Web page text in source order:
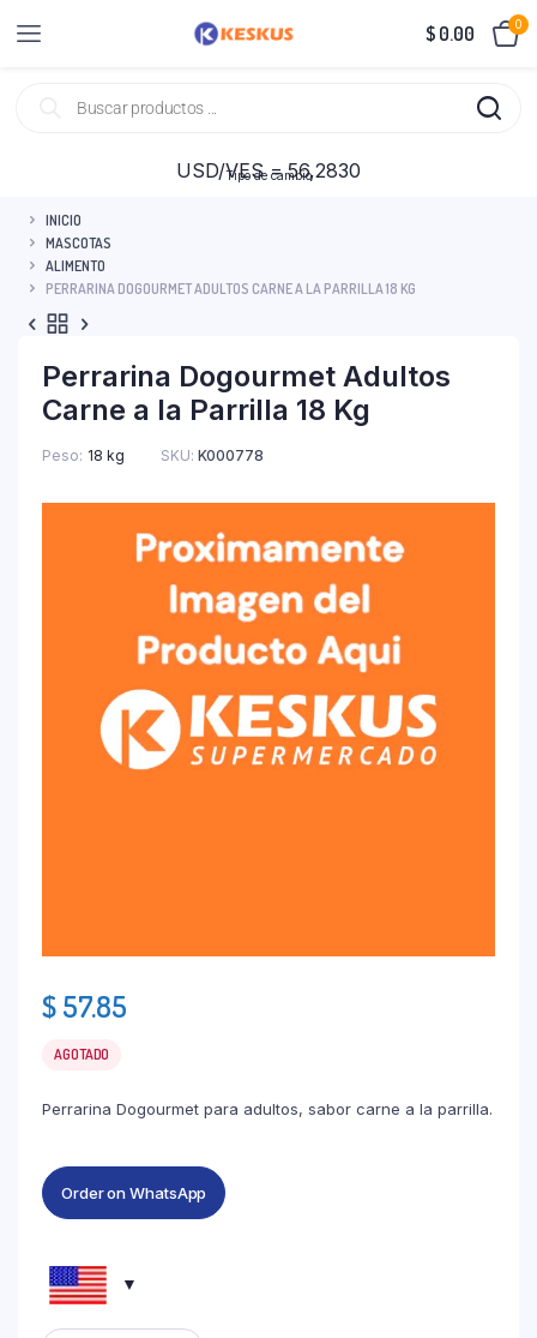
$ 0.00 0
Tipo de cambio
USD/VES = 56,2830
INICIO
MASCOTAS
ALIMENTO
PERRARINA DOGOURMET ADULTOS CARNE A LA PARRILLA 18 KG
Perrarina Dogourmet Adultos
Carne a la Parrilla 18 Kg
Peso 18 kg SKU: K000778
$57.85
AGOTADO
Perrarina Dogourmet para adultos, sabor carne a la parrilla.
Order on WhatsApp